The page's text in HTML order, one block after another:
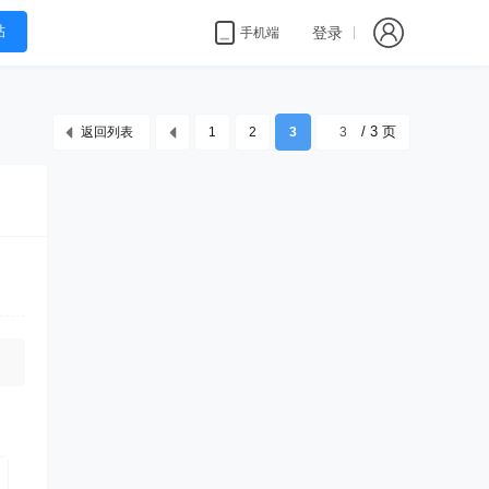
手机端 登录
1 2 3 / 3 页
返回列表